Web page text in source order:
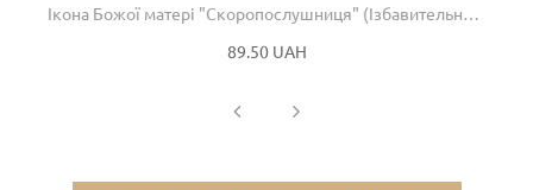
Ікона Божої матері "Скоропослушниця" (Ізбавительниця)
89.50 UAH